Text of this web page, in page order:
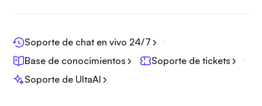
Soporte de chat en vivo 24/7
Base de conocimientos
Soporte de tickets
Soporte de UltaAI